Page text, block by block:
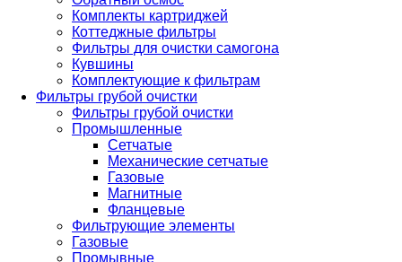
Комплекты картриджей
Коттеджные фильтры
Фильтры для очистки самогона
Кувшины
Комплектующие к фильтрам
Фильтры грубой очистки
Фильтры грубой очистки
Промышленные
Сетчатые
Механические сетчатые
Газовые
Магнитные
Фланцевые
Фильтрующие элементы
Газовые
Промывные